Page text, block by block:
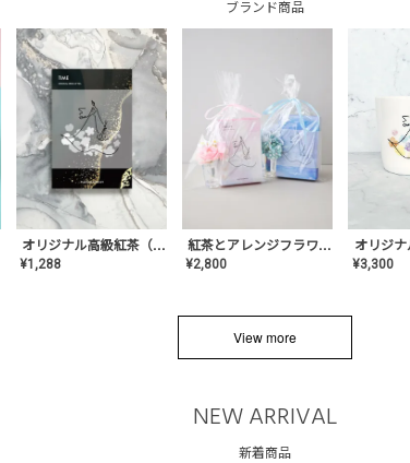
ブランド商品
オリジナル高級紅茶（TIME/タイム）【ギフト/プチギフト/プレゼント/内祝い/結婚式/オリジナル配合/高品質/ハーブティー/茶葉/記念日/お返し/手土産/美容/おしゃれ】
¥1,288
紅茶とアレンジフラワーのセット
¥2,800 ¥3,300
View more
NEW ARRIVAL
新着商品